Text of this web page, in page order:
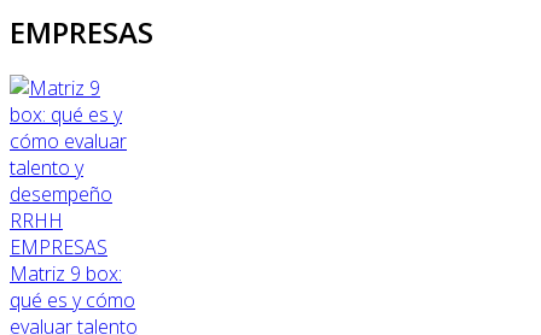
EMPRESAS
RRHH
EMPRESAS
Matriz 9 box:
qué es y cómo
evaluar talento